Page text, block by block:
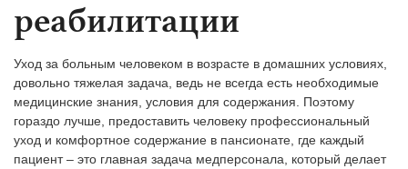
реабилитации
Уход за больным человеком в возрасте в домашних условиях,
довольно тяжелая задача, ведь не всегда есть необходимые
медицинские знания, условия для содержания. Поэтому
гораздо лучше, предоставить человеку профессиональный
уход и комфортное содержание в пансионате, где каждый
пациент – это главная задача медперсонала, который делает